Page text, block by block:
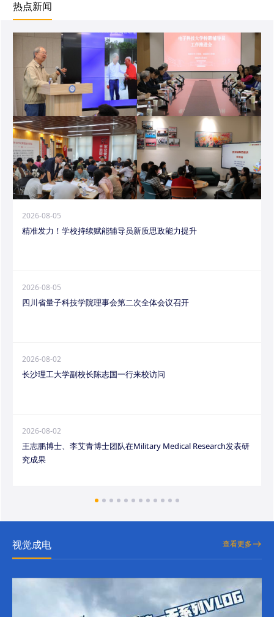
热点新闻
2026-08-05
精准发力！学校持续赋能辅导员新质思政能力提升
2026-08-05
四川省量子科技学院理事会第二次全体会议召开
2026-08-02
长沙理工大学副校长陈志国一行来校访问
2026-08-02
王志鹏博士、李艾青博士团队在Military Medical Research发表研
究成果
视觉成电 查看更多